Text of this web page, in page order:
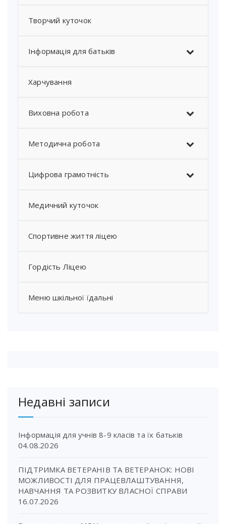
Творчий куточок
Інформація для батьків
Харчування
Виховна робота
Методична робота
Цифрова грамотність
Медичний куточок
Спортивне життя ліцею
Гордість Ліцею
Меню шкільної їдальні
Недавні записи
Інформація для учнів 8-9 класів та їх батьків
04.08.2026
ПІДТРИМКА ВЕТЕРАНІВ ТА ВЕТЕРАНОК: НОВІ
МОЖЛИВОСТІ ДЛЯ ПРАЦЕВЛАШТУВАННЯ,
НАВЧАННЯ ТА РОЗВИТКУ ВЛАСНОЇ СПРАВИ
16.07.2026